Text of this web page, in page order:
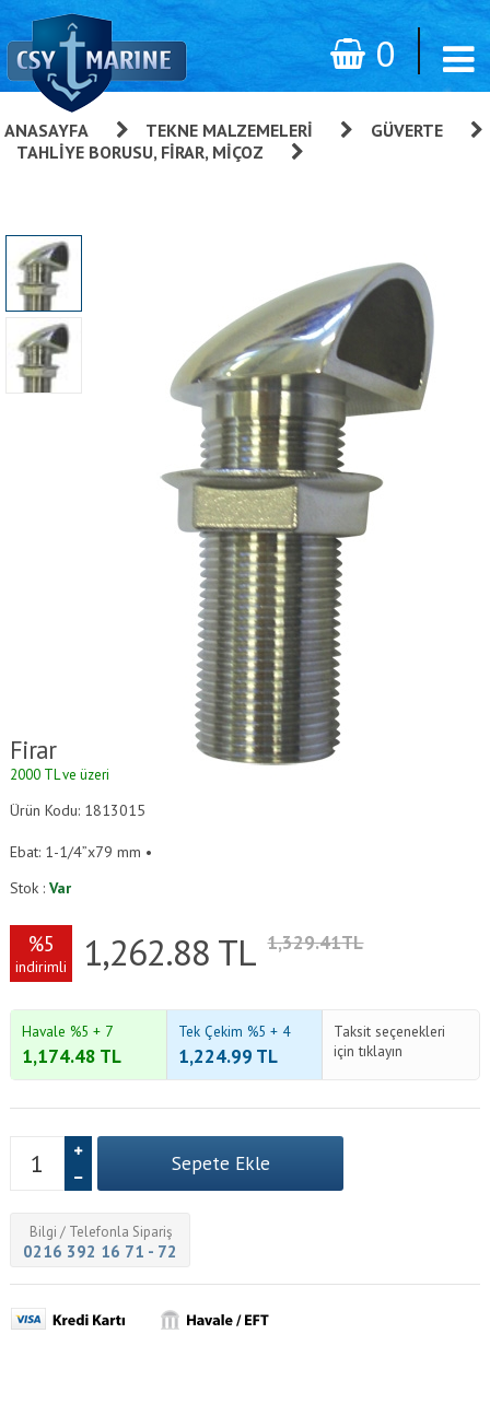
0
ANASAYFA TEKNE MALZEMELERI
GÜVERTE
TAHLIYE BORUSU, FIRAR, MIÇOZ
Firar
2000 TL ve üzeri alışverişlerde kargo ücretsizdir.
Ürün Kodu: 1813015
Ebat: 1-1/4”x79 mm •
Stok :Var
%5
indirimli 1,262.88 TL 1,329.41TL
Havale %5 + 7
1,174.48 TL
Tek Çekim %5 + 4
1,224.99 TL
Taksit seçenekleri
için tıklayın
Bilgi / Telefonla Sipariş
0216 392 16 71 - 72